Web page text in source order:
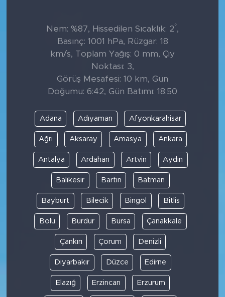
Nem: %87, Hissedilen Sıcaklık: 2°,
Basınç: 1001 hPa, Rüzgar: 18
km/s, Toplam Yağış: 0 mm, Çiy
Noktası: 3,
Görüş Mesafesi: 10 km, Gün
Doğumu: 6:42, Gün Batımı: 18:50
Adana Adıyaman Afyonkarahisar
Ağrı Aksaray Amasya Ankara
Antalya Ardahan Artvin Aydın
Balıkesir Bartın Batman
Bayburt Bilecik Bingöl Bitlis
Bolu Burdur Bursa Çanakkale
Çankırı Çorum Denizli
Diyarbakır Düzce Edirne
Elazığ Erzincan Erzurum